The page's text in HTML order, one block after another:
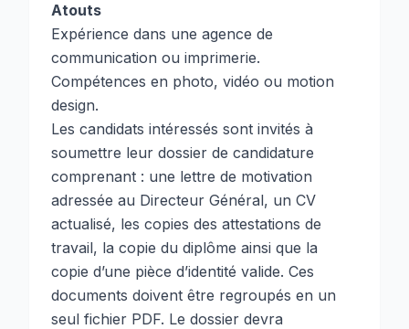
Atouts
Expérience dans une agence de
communication ou imprimerie.
Compétences en photo, vidéo ou motion
design.
Les candidats intéressés sont invités à
soumettre leur dossier de candidature
comprenant : une lettre de motivation
adressée au Directeur Général, un CV
actualisé, les copies des attestations de
travail, la copie du diplôme ainsi que la
copie d’une pièce d’identité valide. Ces
documents doivent être regroupés en un
seul fichier PDF. Le dossier devra